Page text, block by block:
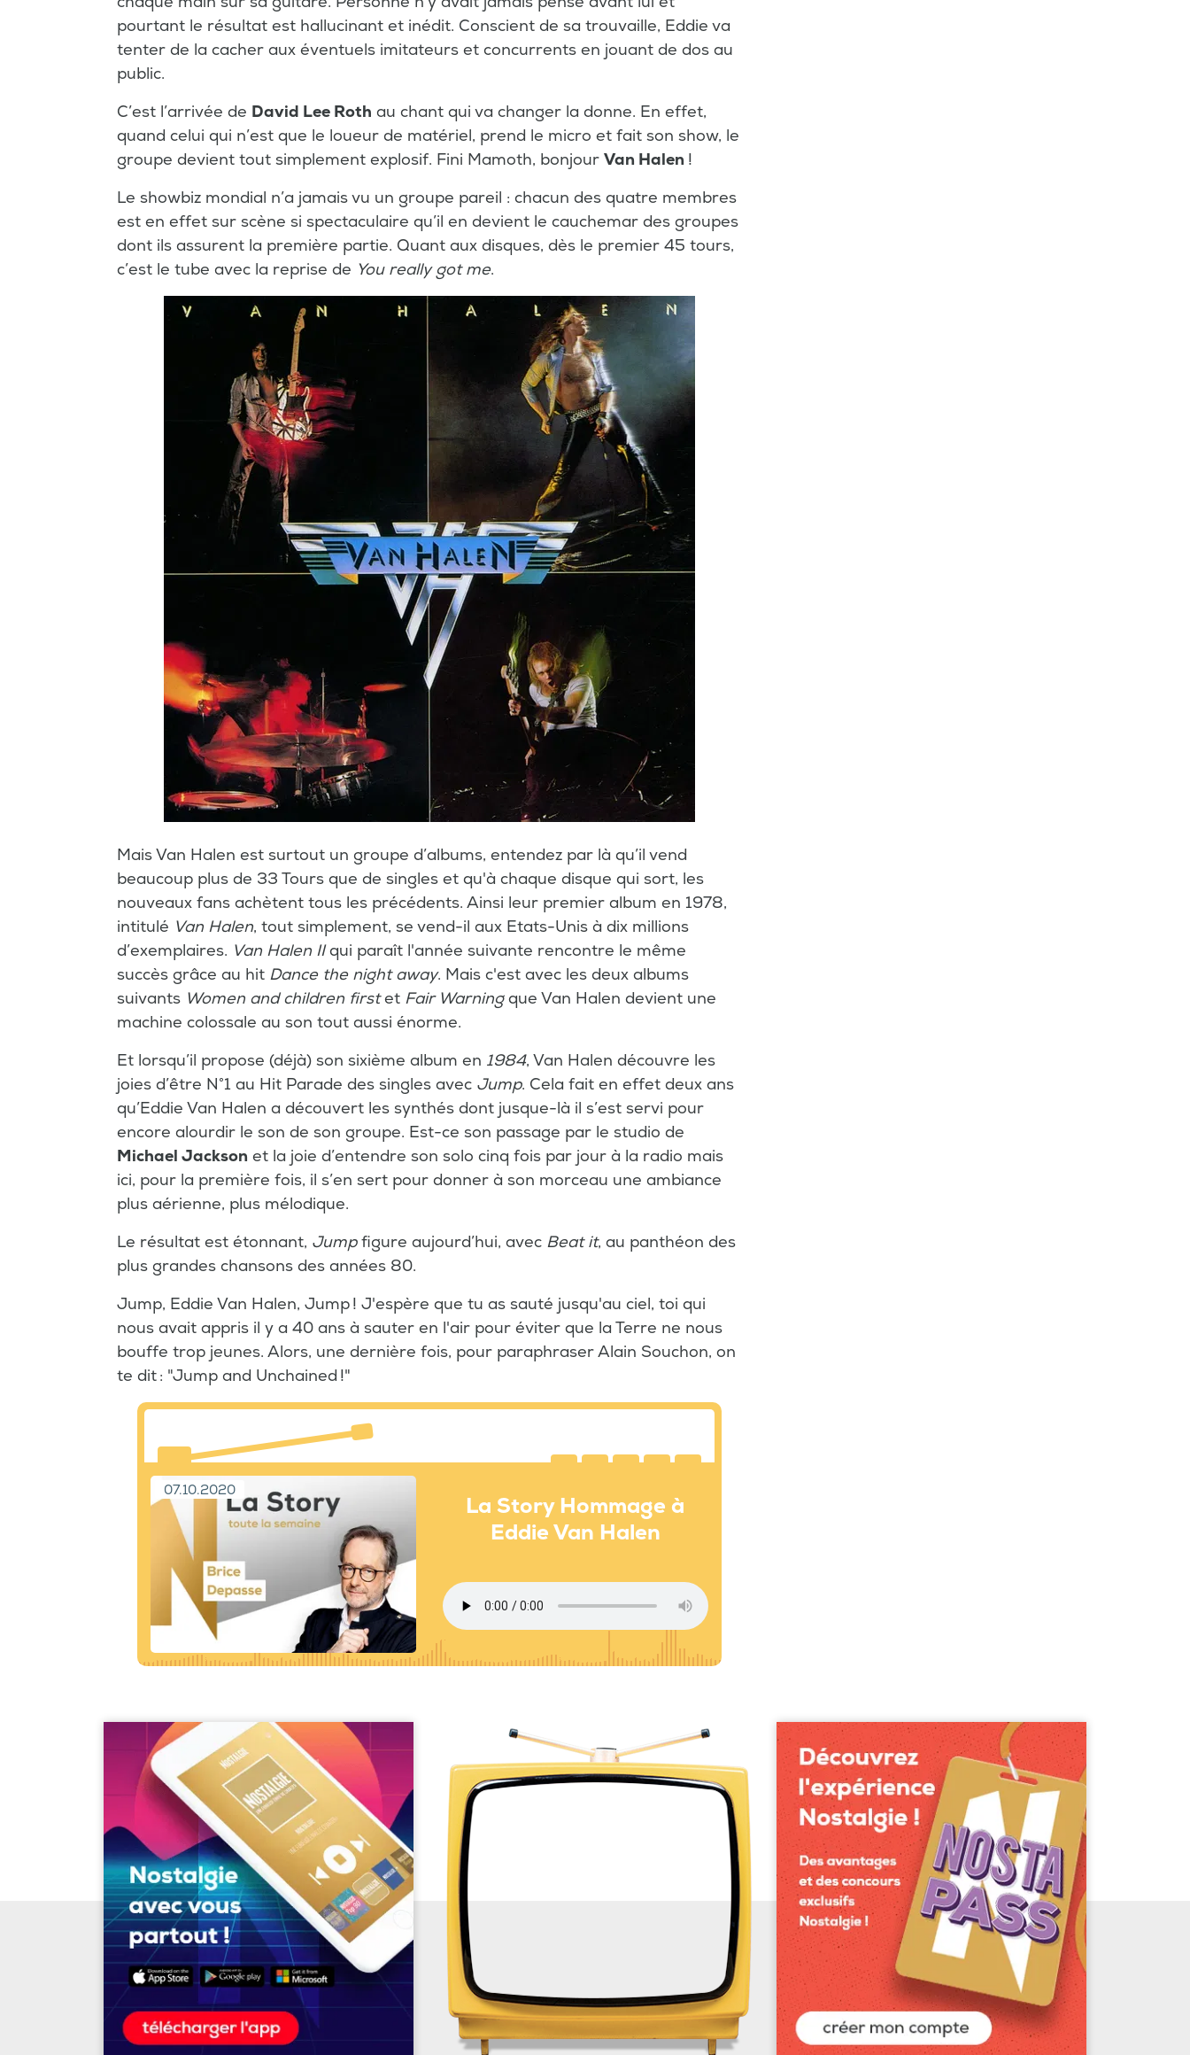
pourtant le résultat est hallucinant et inédit. Conscient de sa trouvaille, Eddie va
tenter de la cacher aux éventuels imitateurs et concurrents en jouant de dos au
public.
C’est l’arrivée de David Lee Roth au chant qui va changer la donne. En effet,
quand celui qui n’est que le loueur de matériel, prend le micro et fait son show, le
groupe devient tout simplement explosif. Fini Mamoth, bonjour Van Halen !
Le showbiz mondial n’a jamais vu un groupe pareil : chacun des quatre membres
est en effet sur scène si spectaculaire qu’il en devient le cauchemar des groupes
dont ils assurent la première partie. Quant aux disques, dès le premier 45 tours,
c’est le tube avec la reprise de You really got me.
Mais Van Halen est surtout un groupe d’albums, entendez par là qu’il vend
beaucoup plus de 33 Tours que de singles et qu'à chaque disque qui sort, les
nouveaux fans achètent tous les précédents. Ainsi leur premier album en 1978,
intitulé Van Halen, tout simplement, se vend-il aux Etats-Unis à dix millions
d’exemplaires. Van Halen IIqui paraît l'année suivante rencontre le même
succès grâce au hit Dance the night away. Mais c'est avec les deux albums
suivants Women and children firstet Fair Warningque Van Halen devient une
machine colossale au son tout aussi énorme.
Et lorsqu’il propose (déjà) son sixième album en 1984, Van Halen découvre les
joies d’être N°1 au Hit Parade des singles avec Jump. Cela fait en effet deux ans
qu’Eddie Van Halen a découvert les synthés dont jusque-là il s’est servi pour
encore alourdir le son de son groupe. Est-ce son passage par le studio de
Michael Jackson et la joie d’entendre son solo cinq fois par jour à la radio mais
ici, pour la première fois, il s’en sert pour donner à son morceau une ambiance
plus aérienne, plus mélodique.
Le résultat est étonnant, Jumpfigure aujourd’hui, avec Beat it, au panthéon des
plus grandes chansons des années 80.
Jump, Eddie Van Halen, Jump ! J'espère que tu as sauté jusqu'au ciel, toi qui
nous avait appris il y a 40 ans à sauter en l'air pour éviter que la Terre ne nous
bouffe trop jeunes. Alors, une dernière fois, pour paraphraser Alain Souchon, on
te dit : "Jump and Unchained !"
07.10.2020
La Story Hommage à
Eddie Van Halen